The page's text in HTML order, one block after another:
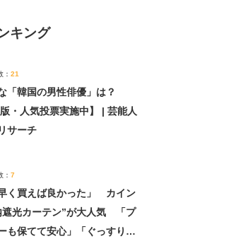
キング
： 21
「韓国の男性俳優」は？
版・人気投票実施中】 | 芸能人
サーチ
： 7
早く買えば良かった」 カイン
遮光カーテン”が大人気 「プ
も保てて安心」「ぐっすり眠